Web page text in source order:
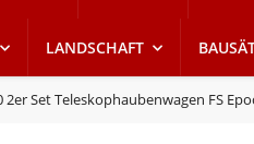
LANDSCHAFT
2er Set Teleskophaubenwagen FS